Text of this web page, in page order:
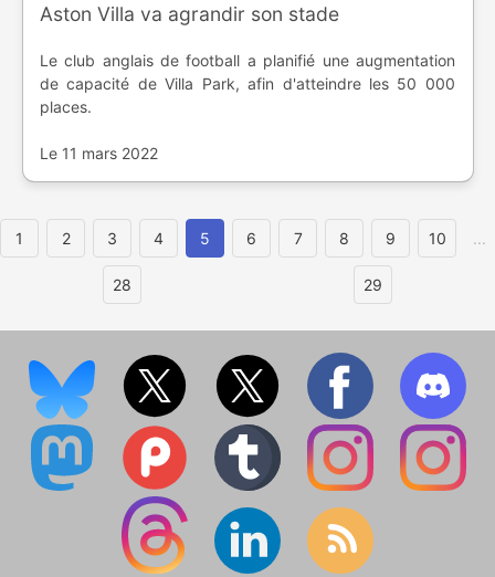
Aston Villa va agrandir son stade
Le club anglais de football a planifié une augmentation
de capacité de Villa Park, afin d'atteindre les 50 000
places.
Le 11 mars 2022
1 2 3 4 5 6 7 8 9 10 ...
28 29